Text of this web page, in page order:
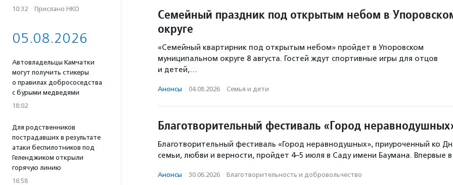
10:32 · Прислано НКО
05.08.2026
Автовладельцы Камчатки
могут получить стикеры
о правилах добрососедства
с бурыми медведями
18:02
Для родственников
пострадавших в результате
атаки беспилотников под
Геленджиком открыли
горячую линию
16:58
Семейный праздник под открытым небом в
округе
«Семейный квартирник под открытым небом» пройдет в Упоровском
муниципальном округе 8 августа. Гостей ждут спортивные игры для отцов
и детей,…
Анонсы · 04.08.2026 · Семья и дети
Благотворительный фестиваль «Город
Благотворительный фестиваль «Город неравнодушных», приуроченный ко
семьи, любви и верности, пройдет 4–5 июля в Саду имени Баумана. Впервые
Анонсы · 30.06.2026 · Благотвори­тель­ность и доброволь­чест­во